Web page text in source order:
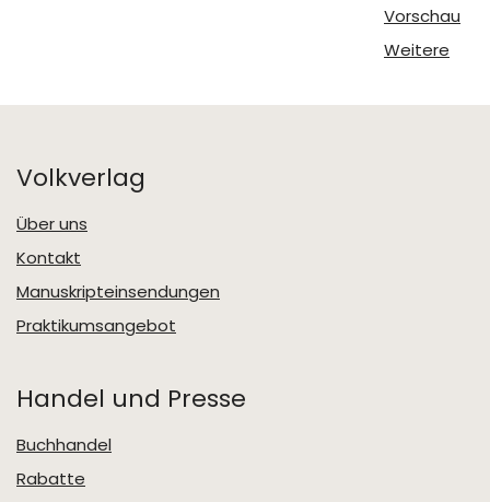
Vorschau
Weitere
Volkverlag
Über uns
Kontakt
Manuskripteinsendungen
Praktikumsangebot
Handel und Presse
Buchhandel
Rabatte